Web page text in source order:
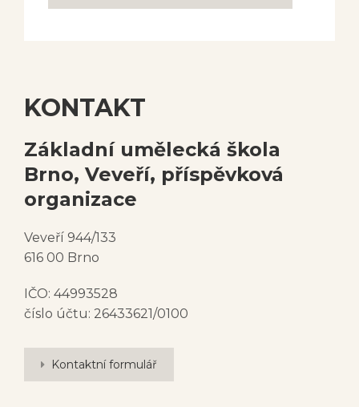
KONTAKT
Základní umělecká škola
Brno, Veveří, příspěvková
organizace
Veveří 944/133
616 00 Brno
IČO: 44993528
číslo účtu: 26433621/0100
Kontaktní formulář